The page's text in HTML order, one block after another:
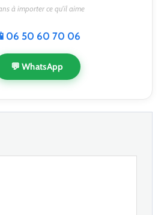
à importer ce qu'il aime
06 50 60 70 06
💬 WhatsApp